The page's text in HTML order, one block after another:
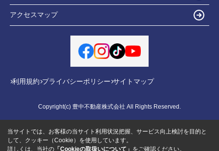
アクセスマップ
利用規約 プライバシーポリシー サイトマップ
Copyright(c) 豊中不動産株式会社 All Rights Reserved.
当サイトでは、お客様の当サイト利用状況把握、サービス向上検討を目的と
して、クッキー（Cookie）を使用しています。
詳しくは、当社の 「Cookieの取扱いについて」 をご確認ください。